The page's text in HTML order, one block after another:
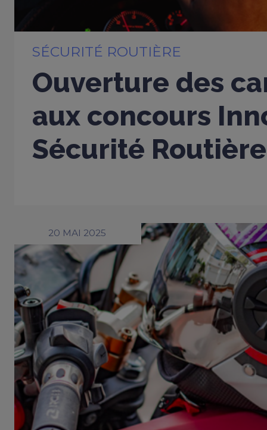
SÉCURITÉ ROUTIÈRE
Ouverture des
aux concours
Sécurité
20 MAI 2025